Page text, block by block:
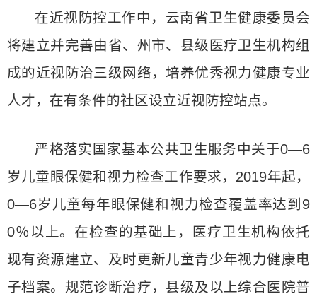
在近视防控工作中，云南省卫生健康委员会
将建立并完善由省、州市、县级医疗卫生机构组
成的近视防治三级网络，培养优秀视力健康专业
人才，在有条件的社区设立近视防控站点。
严格落实国家基本公共卫生服务中关于0—6
岁儿童眼保健和视力检查工作要求，2019年起，
0—6岁儿童每年眼保健和视力检查覆盖率达到9
0％以上。在检查的基础上，医疗卫生机构依托
现有资源建立、及时更新儿童青少年视力健康电
子档案。规范诊断治疗，县级及以上综合医院普